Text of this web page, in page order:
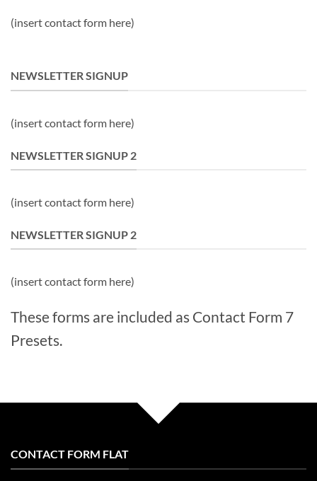
(insert contact form here)
NEWSLETTER SIGNUP
(insert contact form here)
NEWSLETTER SIGNUP 2
(insert contact form here)
NEWSLETTER SIGNUP 2
(insert contact form here)
These forms are included as Contact Form 7
Presets.
CONTACT FORM FLAT